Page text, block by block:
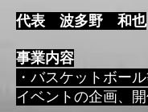
代表 波多野 和也
事業内容
・バスケットボー
イベントの企画、